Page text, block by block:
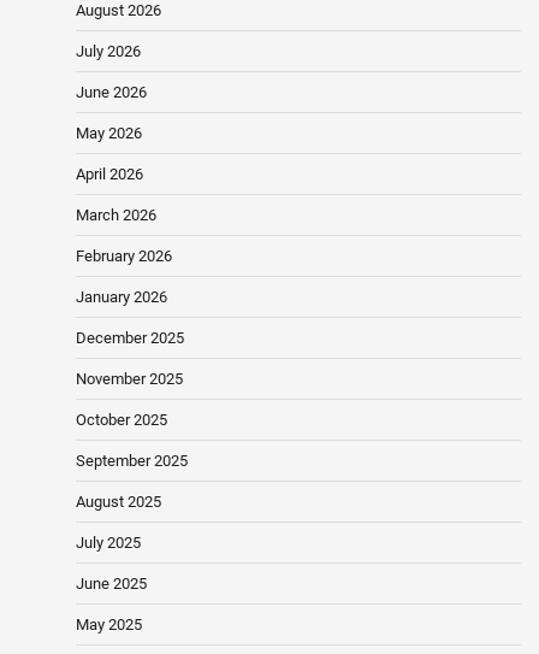
August 2026
July 2026
June 2026
May 2026
April 2026
March 2026
February 2026
January 2026
December 2025
November 2025
October 2025
September 2025
August 2025
July 2025
June 2025
May 2025